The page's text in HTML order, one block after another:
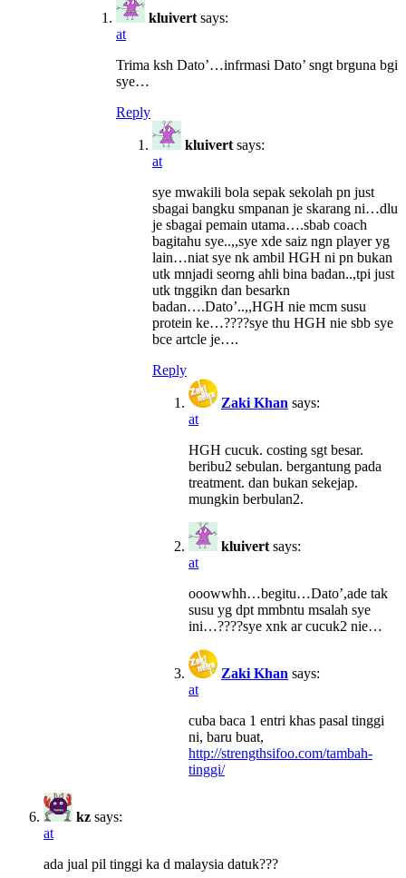
kluivert says:
at
Trima ksh Dato’…infrmasi Dato’ sngt brguna bgi
sye…
Reply
kluivert says:
at
sye mwakili bola sepak sekolah pn just
sbagai bangku smpanan je skarang ni…dlu
je sbagai pemain utama….sbab coach
bagitahu sye..,,sye xde saiz ngn player yg
lain…niat sye nk ambil HGH ni pn bukan
utk mnjadi seorng ahli bina badan..,tpi just
utk tnggikn dan besarkn
badan….Dato’..,,HGH nie mcm susu
protein ke…????sye thu HGH nie sbb sye
bce artcle je….
Reply
Zaki Khan says:
at
HGH cucuk. costing sgt besar.
beribu2 sebulan. bergantung pada
treatment. dan bukan sekejap.
mungkin berbulan2.
kluivert says:
at
ooowwhh…begitu…Dato’,ade tak
susu yg dpt mmbntu msalah sye
ini…????sye xnk ar cucuk2 nie…
Zaki Khan says:
at
cuba baca 1 entri khas pasal tinggi
ni, baru buat,
http://strengthsifoo.com/tambah-
tinggi/
kz says:
at
ada jual pil tinggi ka d malaysia datuk???